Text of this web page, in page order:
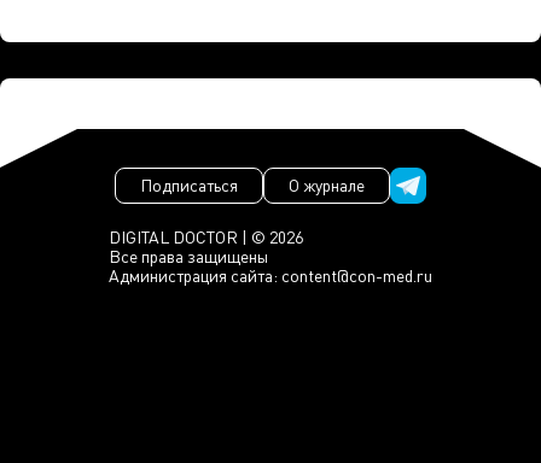
DIGITAL DOCTOR | © 2026
Все права защищены
Администрация сайта: content@con-med.ru
Подписаться О журнале